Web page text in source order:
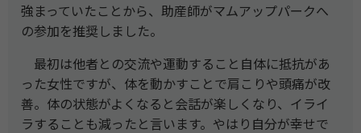
強まっていたことから、助産師がマムアップパークへ
の参加を推奨しました。
最初は他者との交流や運動すること自体に抵抗があ
った女性ですが、体を動かすことで肩こりや頭痛が改
善。体の状態がよくなると会話が楽しくなり、イライ
ラすることも減ったと言います。やはり自分が幸せで